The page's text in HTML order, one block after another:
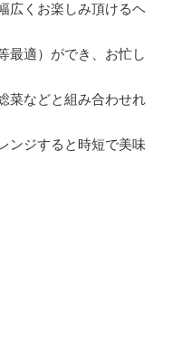
広くお楽しみ頂けるヘ
最適）ができ、お忙し
菜などと組み合わせれ
ンジすると時短で美味